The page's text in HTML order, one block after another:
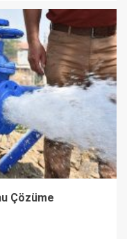
Çözüme